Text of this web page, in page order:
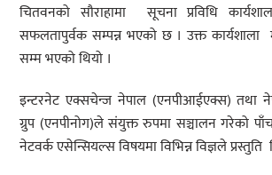
चितवनको सौराहामा सूचना प्रविधि
सफलतापुर्वक सम्पन्न भएको छ । उक्त
सम्म भएको थियो ।
इन्टरनेट एक्सचेन्ज नेपाल (एनपीआईएक्स) तथा
ग्रुप (एनपीनोग)ले संयुक्त रुपमा सञ्चालन गरेको पाँच
नेटवर्क एसेन्सियल्स विषयमा विभिन्न विज्ञले प्रस्तुति